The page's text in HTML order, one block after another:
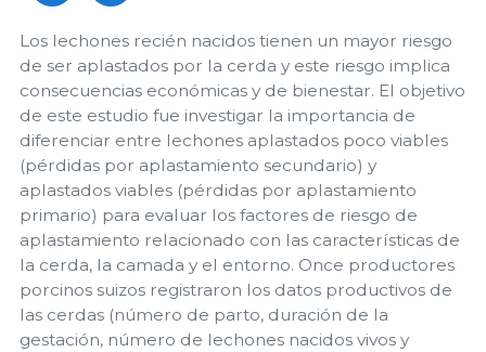
Los lechones recién nacidos tienen un mayor riesgo
de ser aplastados por la cerda y este riesgo implica
consecuencias económicas y de bienestar. El objetivo
de este estudio fue investigar la importancia de
diferenciar entre lechones aplastados poco viables
(pérdidas por aplastamiento secundario) y
aplastados viables (pérdidas por aplastamiento
primario) para evaluar los factores de riesgo de
aplastamiento relacionado con las características de
la cerda, la camada y el entorno. Once productores
porcinos suizos registraron los datos productivos de
las cerdas (número de parto, duración de la
gestación, número de lechones nacidos vivos y